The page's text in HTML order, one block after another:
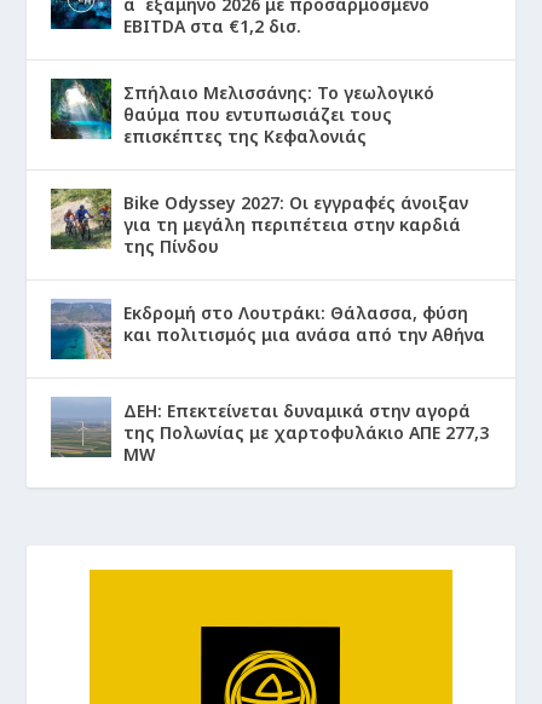
EBITDA στα €1,2 δισ.
Σπήλαιο Μελισσάνης: Το γεωλογικό
θαύμα που εντυπωσιάζει τους
επισκέπτες της Κεφαλονιάς
Bike Odyssey 2027: Οι εγγραφές άνοιξαν
για τη μεγάλη περιπέτεια στην καρδιά
της Πίνδου
Εκδρομή στο Λουτράκι: Θάλασσα, φύση
και πολιτισμός μια ανάσα από την Αθήνα
ΔΕΗ: Επεκτείνεται δυναμικά στην αγορά
της Πολωνίας με χαρτοφυλάκιο ΑΠΕ 277,3
MW